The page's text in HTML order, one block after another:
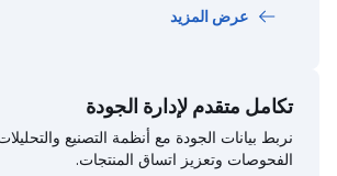
عرض المزيد
تكامل متقدم لإدارة الجودة
الفحوصات وتعزيز اتساق المنتجات.